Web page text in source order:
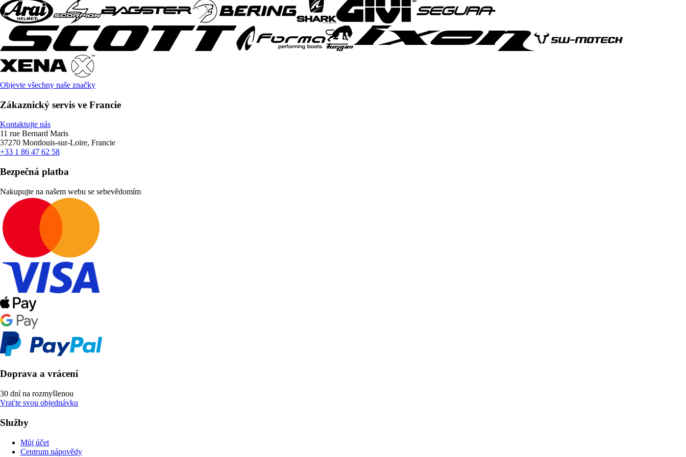
Objevte všechny naše značky
Zákaznický servis ve Francie
Kontaktujte nás
11 rue Bernard Maris
37270 Montlouis-sur-Loire, Francie
+33 1 86 47 62 58
Bezpečná platba
Nakupujte na našem webu se sebevědomím
Doprava a vrácení
30 dní na rozmyšlenou
Vraťte svou objednávku
Služby
Můj účet
Centrum nápovědy